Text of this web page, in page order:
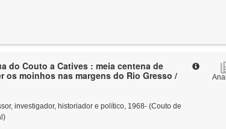
do Couto a Catives : meia centena de
os moinhos nas margens do Rio Gresso /
historiador e político, 1968- (Couto de